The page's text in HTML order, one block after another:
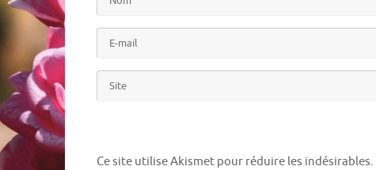
Ce site utilise Akismet pour réduire les indésirables.